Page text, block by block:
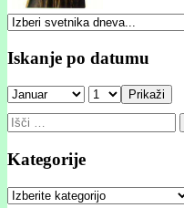
Iskanje po datumu
Prikaži
Išči:
Kategorije
Kategorije